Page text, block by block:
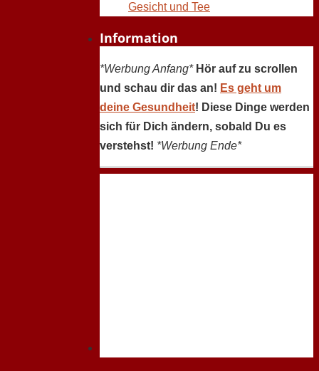
Gesicht und Tee
Information
*Werbung Anfang* Hör auf zu scrollen
und schau dir das an! Es geht um
deine Gesundheit! Diese Dinge werden
sich für Dich ändern, sobald Du es
verstehst! *Werbung Ende*